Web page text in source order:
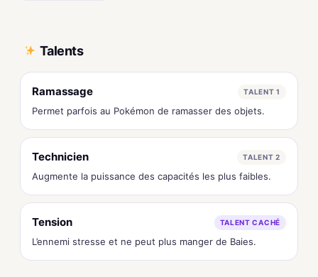
Talents
Ramassage TALENT 1
Permet parfois au Pokémon de ramasser des objets.
Technicien TALENT 2
Augmente la puissance des capacités les plus faibles.
Tension TALENT CACHÉ
L’ennemi stresse et ne peut plus manger de Baies.